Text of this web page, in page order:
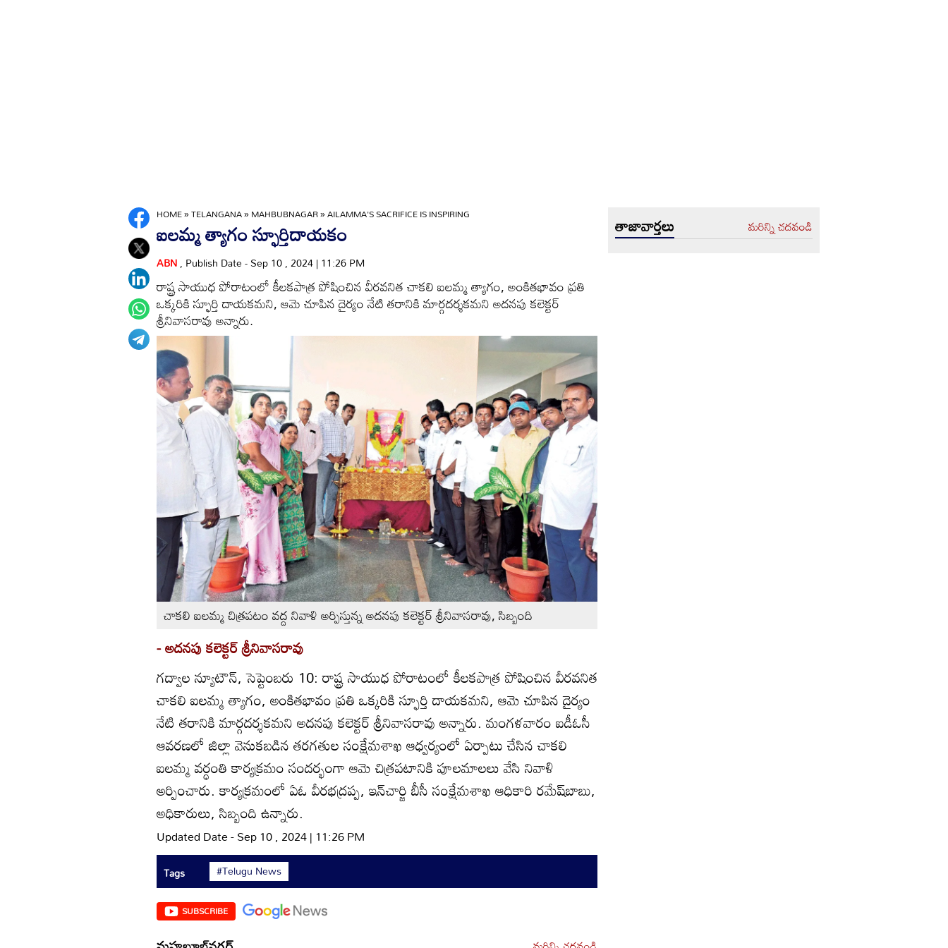
HOME»TELANGANA»MAHBUBNAGAR»AILAMMA'S SACRIFICE IS INSPIRING
ఐలమ్మ త్యాగం స్ఫూర్తిదాయకం
ABN, Publish Date - Sep 10 , 2024 | 11:26 PM
రాష్ట్ర సాయుధ పోరాటంలో కీలకపాత్ర పోషించిన వీరవనిత చాకలి ఐలమ్మ త్యాగం, అంకితభావం ప్రతి
ఒక్కరికి స్ఫూర్తి దాయకమని, ఆమె చూపిన దైర్యం నేటి తరానికి మార్గదర్శకమని అదనపు కలెక్టర్‌
శ్రీనివాసరావు అన్నారు.
చాకలి ఐలమ్మ చిత్రపటం వద్ద నివాళి అర్పిస్తున్న అదనపు కలెక్టర్‌ శ్రీనివాసరావు, సిబ్బంది
- అదనపు కలెక్టర్‌ శ్రీనివాసరావు
గద్వాల న్యూటౌన్‌, సెప్టెంబరు 10: రాష్ట్ర సాయుధ పోరాటంలో కీలకపాత్ర పోషించిన వీరవనిత
చాకలి ఐలమ్మ త్యాగం, అంకితభావం ప్రతి ఒక్కరికి స్ఫూర్తి దాయకమని, ఆమె చూపిన దైర్యం
నేటి తరానికి మార్గదర్శకమని అదనపు కలెక్టర్‌ శ్రీనివాసరావు అన్నారు. మంగళవారం ఐడీఓసీ
ఆవరణలో జిల్లా వెనుకబడిన తరగతుల సంక్షేమశాఖ ఆధ్వర్యంలో ఏర్పాటు చేసిన చాకలి
ఐలమ్మ వర్ధంతి కార్యక్రమం సందర్భంగా ఆమె చిత్రపటానికి పూలమాలలు వేసి నివాళి
అర్పించారు. కార్యక్రమంలో ఏఓ వీరభద్రప్ప, ఇన్‌చార్జి బీసీ సంక్షేమశాఖ ఆధికారి రమేష్‌బాబు,
అధికారులు, సిబ్బంది ఉన్నారు.
Updated Date - Sep 10 , 2024 | 11:26 PM
Tags #Telugu News
SUBSCRIBE
తాజావార్తలు మరిన్ని చదవండి